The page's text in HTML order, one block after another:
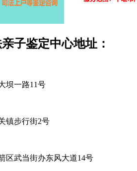
子鉴定中心地址：
坝一路11号
镇步行街2号
区武当街办东风大道14号